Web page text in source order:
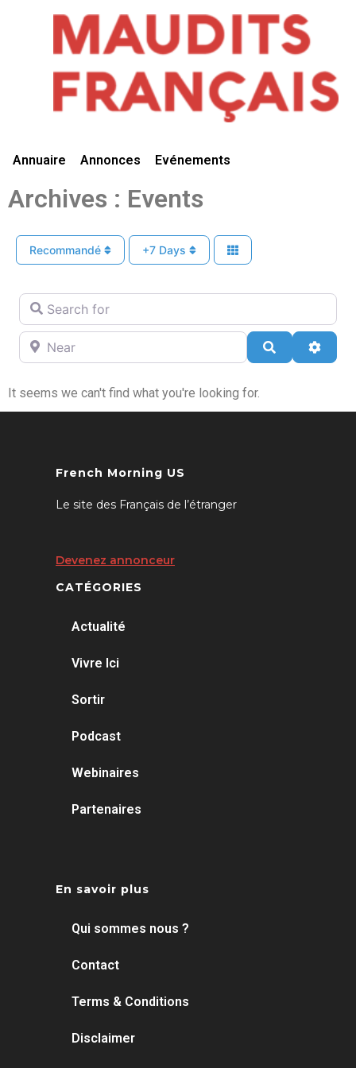
Annuaire Annonces Evénements
Archives : Events
Recommandé +7 Days
Search for
Near
Search
It seems we can't find what you're looking for.
French Morning US
Le site des Français de l’étranger
Devenez annonceur
CATÉGORIES
Actualité
Vivre Ici
Sortir
Podcast
Webinaires
Partenaires
En savoir plus
Qui sommes nous ?
Contact
Terms & Conditions
Disclaimer